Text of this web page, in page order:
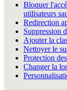
Bloquer
utilisateurs
Redirection
Suppression
Ajouter la
Protection
Changer la